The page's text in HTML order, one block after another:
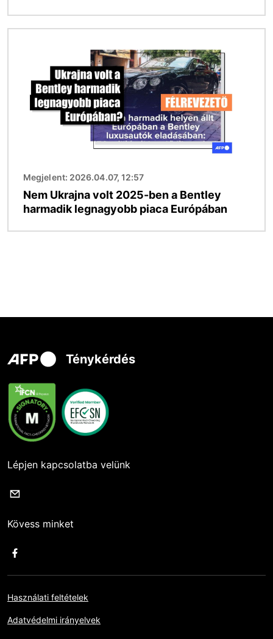
Megjelent: 2026.04.07, 12:57
Nem Ukrajna volt 2025-ben a Bentley
harmadik legnagyobb piaca Európában
Ténykérdés
Lépjen kapcsolatba velünk
Kövess minket
Használati feltételek
Adatvédelmi irányelvek